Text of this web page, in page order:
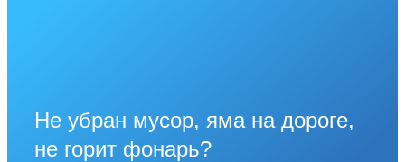
Не убран мусор, яма на дороге,
не горит фонарь?